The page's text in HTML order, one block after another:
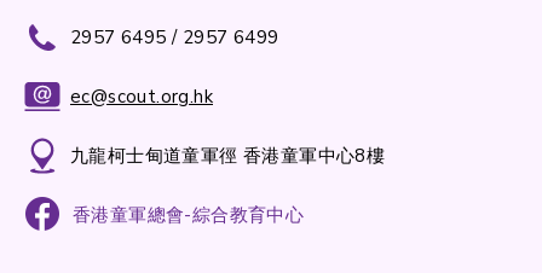
2957 6495 / 2957 6499
ec@scout.org.hk
九龍柯士甸道童軍徑 香港童軍中心8樓
香港童軍總會-綜合教育中心